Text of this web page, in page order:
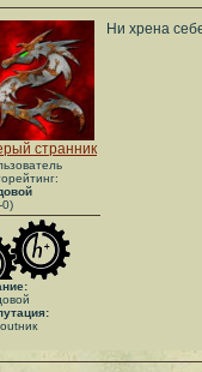
странник
0)
Ни хрена